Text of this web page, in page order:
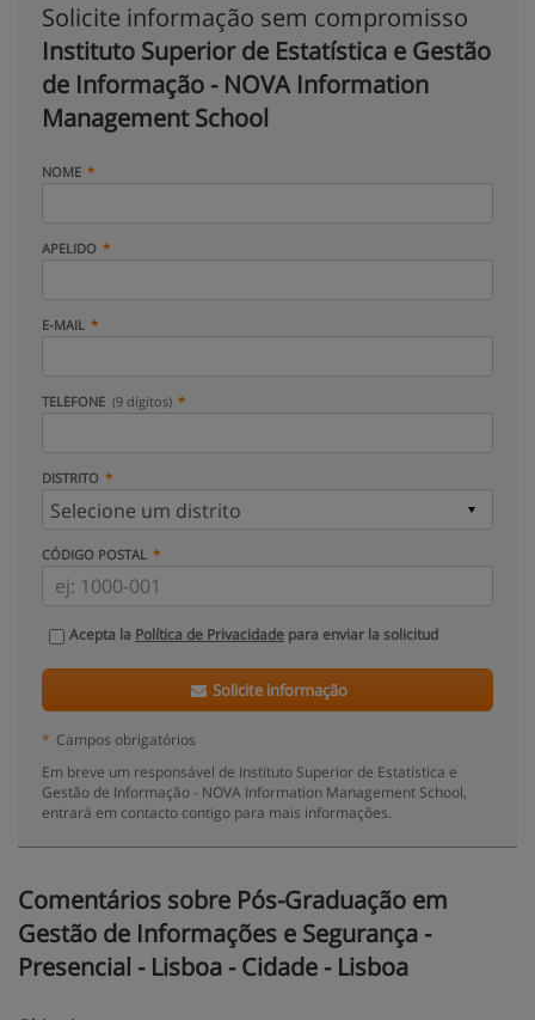
Solicite informação sem compromisso
Instituto Superior de Estatística e Gestão
de Informação - NOVA Information
Management School
NOME
APELIDO
E-MAIL
TELEFONE (9 dígitos)
DISTRITO
CÓDIGO POSTAL
Acepta la Política de Privacidade para enviar la solicitud
Solicite informação
* Campos obrigatórios
Em breve um responsável de Instituto Superior de Estatística e
Gestão de Informação - NOVA Information Management School,
entrará em contacto contigo para mais informações.
Comentários sobre Pós-Graduação em
Gestão de Informações e Segurança -
Presencial - Lisboa - Cidade - Lisboa